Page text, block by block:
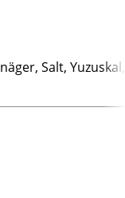
Salt, Yuzuskal,